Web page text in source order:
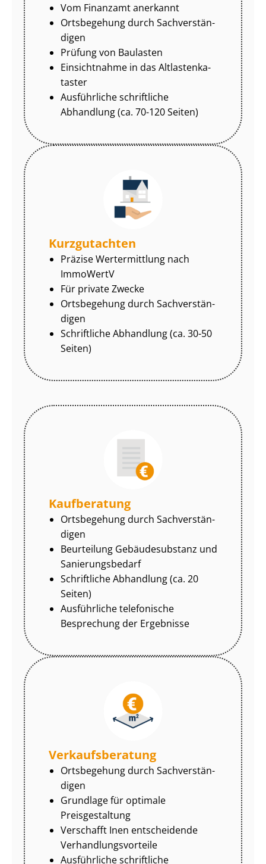
Vom Finanzamt anerkannt
Ortsbegehung durch Sach­ver­stän­
di­gen
Prüfung von Baulasten
Einsichtnahme in das Alt­las­ten­ka­
tas­ter
Ausführliche schriftliche
Abhandlung (ca. 70-120 Seiten)
Kurzgutachten
Präzise Wertermittlung nach
ImmoWertV
Für private Zwecke
Ortsbegehung durch Sach­ver­stän­
di­gen
Schriftliche Abhandlung (ca. 30-50
Seiten)
Kaufberatung
Ortsbegehung durch Sach­ver­stän­
di­gen
Beurteilung Gebäudesubstanz und
Sa­nie­rungs­be­darf
Schriftliche Abhandlung (ca. 20
Seiten)
Ausführliche telefonische
Besprechung der Ergebnisse
Ver­kaufs­be­ra­tung
Ortsbegehung durch Sach­ver­stän­
di­gen
Grundlage für optimale
Preisgestaltung
Verschafft Inen entscheidende
Ver­hand­lungs­vor­tei­le
Ausführliche schriftliche